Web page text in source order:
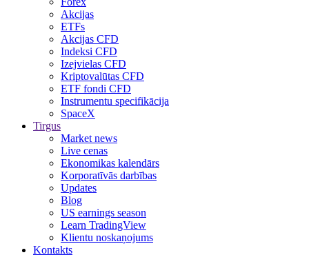
Akcijas
ETFs
Akcijas CFD
Indeksi CFD
Izejvielas CFD
Kriptovalūtas CFD
ETF fondi CFD
Instrumentu specifikācija
SpaceX
Tirgus
Market news
Live cenas
Ekonomikas kalendārs
Korporatīvās darbības
Updates
Blog
US earnings season
Learn TradingView
Klientu noskaņojums
Kontakts